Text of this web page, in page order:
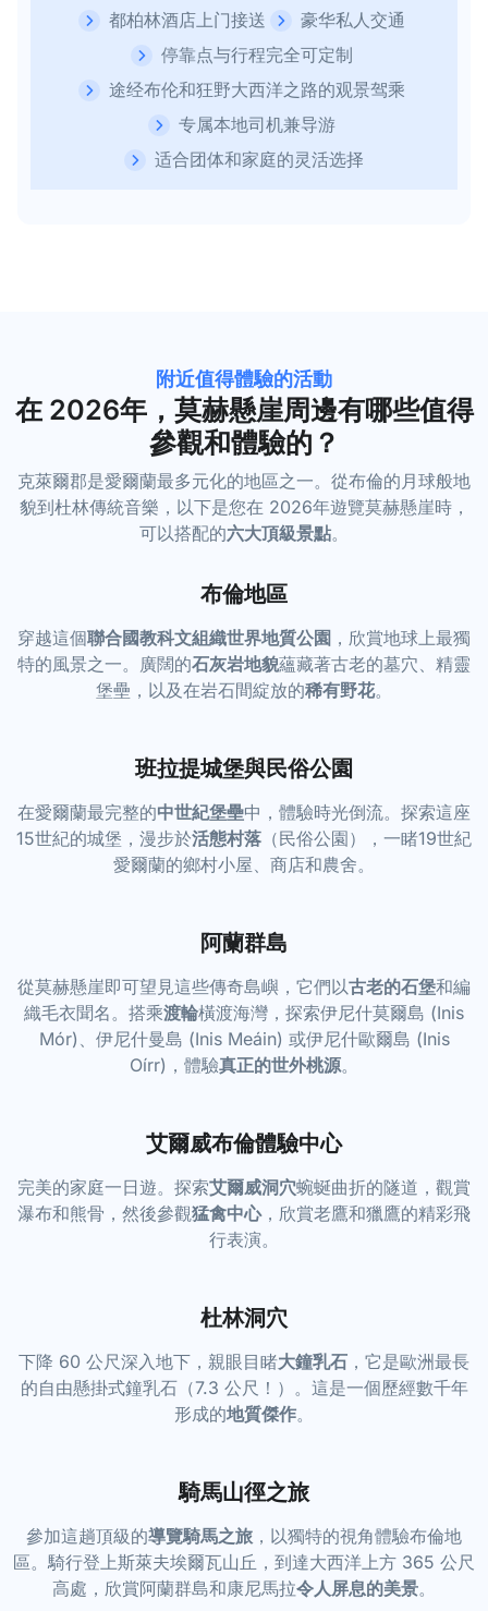
都柏林酒店上门接送
豪华私人交通
停靠点与行程完全可定制
途经布伦和狂野大西洋之路的观景驾乘
专属本地司机兼导游
适合团体和家庭的灵活选择
附近值得體驗的活動
在 2026年，莫赫懸崖周邊有哪些值得
參觀和體驗的？
克萊爾郡是愛爾蘭最多元化的地區之一。從布倫的月球般地
貌到杜林傳統音樂，以下是您在 2026年遊覽莫赫懸崖時，
可以搭配的六大頂級景點。
布倫地區
穿越這個聯合國教科文組織世界地質公園 ，欣賞地球上最獨
特的風景之一。廣闊的石灰岩地貌蘊藏著古老的墓穴、精靈
堡壘，以及在岩石間綻放的稀有野花。
班拉提城堡與民俗公園
在愛爾蘭最完整的中世紀堡壘中，體驗時光倒流。探索這座
15世紀的城堡，漫步於活態村落 （民俗公園），一睹19世紀
愛爾蘭的鄉村小屋、商店和農舍。
阿蘭群島
從莫赫懸崖即可望見這些傳奇島嶼，它們以古老的石堡和編
織毛衣聞名。搭乘渡輪橫渡海灣，探索伊尼什莫爾島 (Inis
Mór)、伊尼什曼島 (Inis Meáin) 或伊尼什歐爾島 (Inis
Oírr)，體驗真正的世外桃源。
艾爾威布倫體驗中心
完美的家庭一日遊。探索艾爾威洞穴蜿蜒曲折的隧道，觀賞
瀑布和熊骨，然後參觀猛禽中心，欣賞老鷹和獵鷹的精彩飛
行表演。
杜林洞穴
下降 60 公尺深入地下，親眼目睹大鐘乳石 ，它是歐洲最長
的自由懸掛式鐘乳石（7.3 公尺！）。這是一個歷經數千年
形成的地質傑作。
騎馬山徑之旅
參加這趟頂級的導覽騎馬之旅 ，以獨特的視角體驗布倫地
區。騎行登上斯萊夫埃爾瓦山丘，到達大西洋上方 365 公尺
高處，欣賞阿蘭群島和康尼馬拉令人屏息的美景。